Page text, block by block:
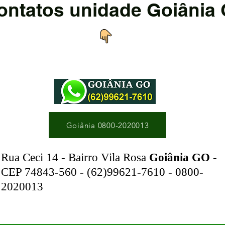
unidade Goiânia
Goiânia 0800-2020013
Rua Ceci 14 - Bairro Vila Rosa Goiânia GO -
CEP 74843-560 - (62)99621-7610 - 0800-
2020013